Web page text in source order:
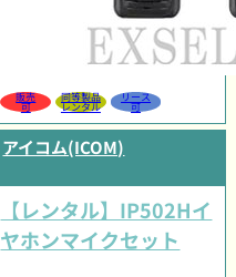
販売
可
同等製品
レンタル
リース
可
アイコム(ICOM)
【レンタル】IP502Hイ
ヤホンマイクセット